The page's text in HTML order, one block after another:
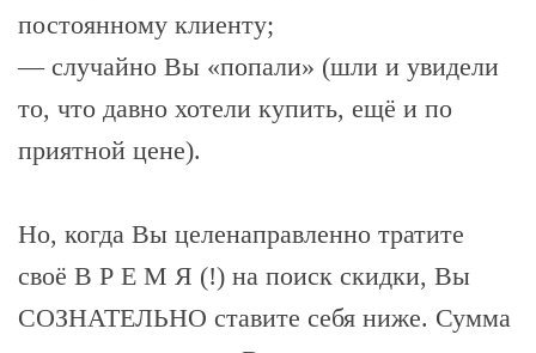
постоянному клиенту;
— случайно Вы «попали» (шли и увидели
то, что давно хотели купить, ещё и по
приятной цене).
Но, когда Вы целенаправленно тратите
своё В Р Е М Я (!) на поиск скидки, Вы
СОЗНАТЕЛЬНО ставите себя ниже. Сумма